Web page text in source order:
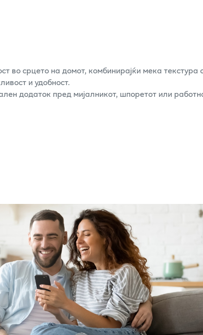
во срцето на домот, комбинирајќи мека текстура
и удобност.
додаток пред мијалникот, шпоретот или